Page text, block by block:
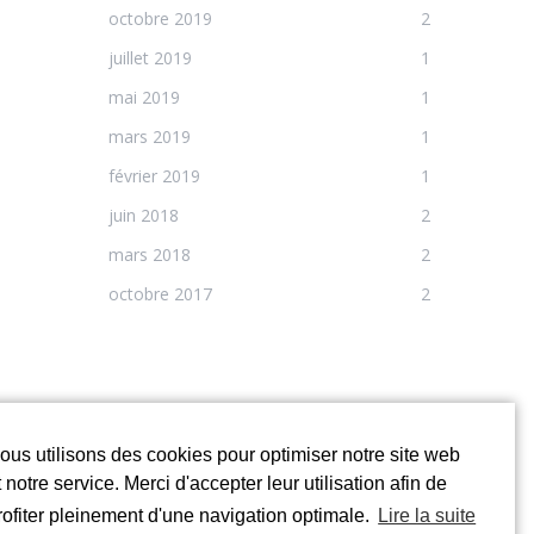
utilisons des cookies pour optimiser notre site web
notre service. Merci d'accepter leur utilisation afin de
pleinement d'une navigation optimale.
Lire la suite
octobre 2019
2
juillet 2019
1
mai 2019
1
mars 2019
1
février 2019
1
juin 2018
2
mars 2018
2
octobre 2017
2
TAGS
Révision Auto Lyon